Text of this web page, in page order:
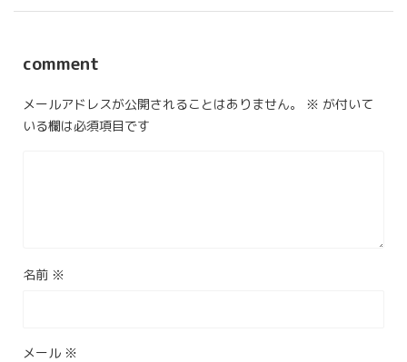
comment
メールアドレスが公開されることはありません。 ※ が付いて
いる欄は必須項目です
名前 ※
メール ※